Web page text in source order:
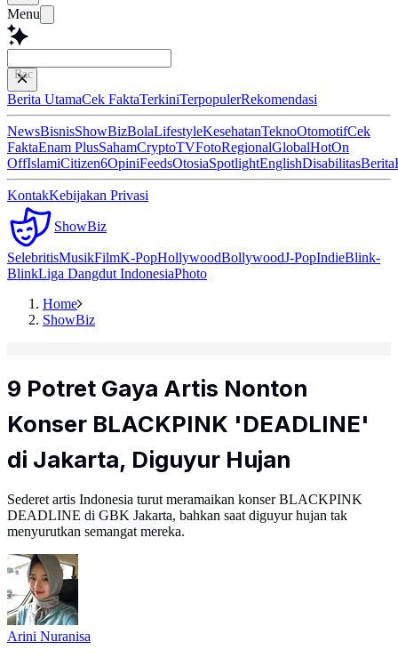
Menu
Baca lebih cepat...
Berita UtamaCek FaktaTerkiniTerpopulerRekomendasi
NewsBisnisShowBizBolaLifestyleKesehatanTeknoOtomotifCek
FaktaEnam PlusSahamCryptoTVFotoRegionalGlobalHotOn
OffIslamiCitizen6OpiniFeedsOtosiaSpotlightEnglishDisabilitasBerita
KontakKebijakan Privasi
ShowBiz
SelebritisMusikFilmK-PopHollywoodBollywoodJ-PopIndieBlink-
BlinkLiga Dangdut IndonesiaPhoto
Home
ShowBiz
9 Potret Gaya Artis Nonton
Konser BLACKPINK 'DEADLINE'
di Jakarta, Diguyur Hujan
Sederet artis Indonesia turut meramaikan konser BLACKPINK
DEADLINE di GBK Jakarta, bahkan saat diguyur hujan tak
menyurutkan semangat mereka.
Arini Nuranisa